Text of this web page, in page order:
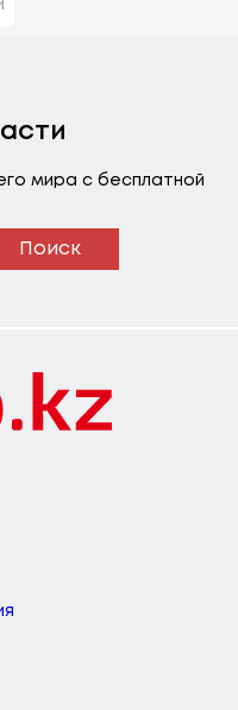
мира с бесплатной
Поиск